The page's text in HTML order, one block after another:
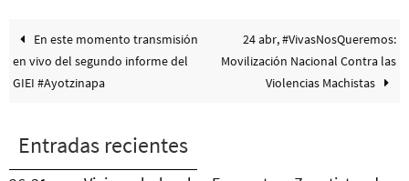
En este momento transmisión
en vivo del segundo informe del
GIEI #Ayotzinapa
24 abr, #VivasNosQueremos:
Movilización Nacional Contra las
Violencias Machistas
Entradas recientes